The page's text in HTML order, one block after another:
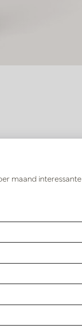
maand interessante